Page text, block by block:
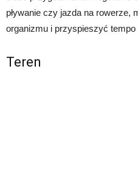
pływanie czy jazda na rowerze,
organizmu i przyspieszyć tempo
Teren